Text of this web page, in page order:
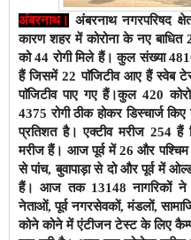
अंबरनाथ। अंबरनाथ नगरपरिषद
कारण शहर में कोरोना के नए
को 44 रोगी मिले हैं। कुल संख्या
हैं जिसमें 22 पाॅजिटीव आए हैं स्वेब
पाॅजिटीव पाए गए हैं।कुल 420
4375 रोगी ठीक होकर डिस्चार्ज
प्रतिशत है। एक्टीव मरीज 254
मरीज हैं। आज पूर्व में 26 और पश्चिम
से पांच, बुवापाड़ा से दो और पूर्व में
हैं। आज तक 13148 नागरिकों ने
नेताओं, पूर्व नगरसेवकों, मंडलों,
कोने कोने में एंटीजन टेस्ट के लिए